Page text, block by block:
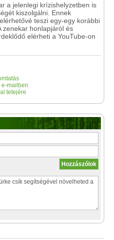
a jelenlegi krízishelyzetben is
kiszolgálni. Ennek
teszi egy-egy korábbi
zenekar honlapjáról és
elérheti a YouTube-on
e-mailben
tetejére